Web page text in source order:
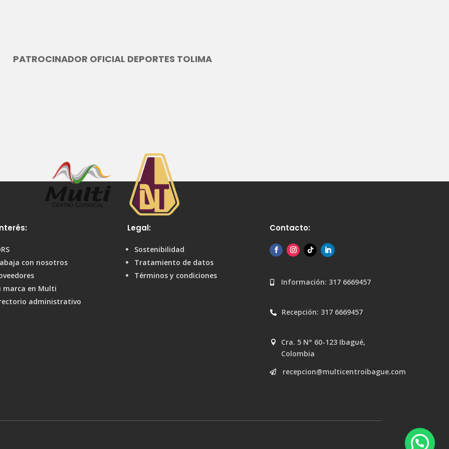
PATROCINADOR OFICIAL DEPORTES TOLIMA
con nosotros
marca en Multi
administrativo
Legal:
Sostenibilidad
Tratamiento de datos
Términos y condiciones
Contacto:
 Información: 317 6669457
 Recepción: 317 6669457

Cra. 5 N° 60-123 Ibagué,
Colombia
 recepcion@multicentroibague.com